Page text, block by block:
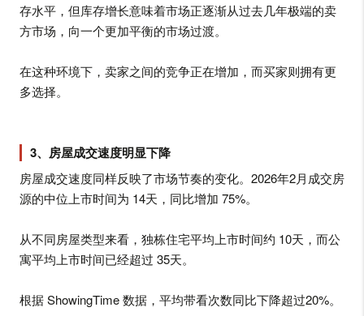
存水平，但库存增长意味着市场正逐渐从过去几年极端的卖
方市场，向一个更加平衡的市场过渡。
在这种环境下，卖家之间的竞争正在增加，而买家则拥有更
多选择。
3、房屋成交速度明显下降
房屋成交速度同样反映了市场节奏的变化。2026年2月成交房
源的中位上市时间为 14天，同比增加 75%。
从不同房屋类型来看，独栋住宅平均上市时间约 10天，而公
寓平均上市时间已经超过 35天。
根据 ShowingTime 数据，平均带看次数同比下降超过20%。